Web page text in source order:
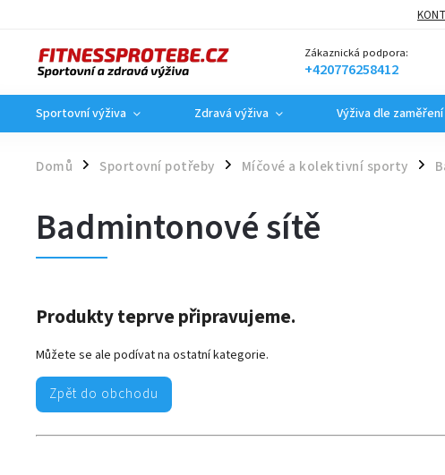
Zákaznická podpora:
+420776258412
Sportovní výživa Zdravá výživa Výživa dle zaměření
Domů / Sportovní potřeby / Míčové a kolektivní sporty /
Badmintonové sítě
Produkty teprve připravujeme.
Můžete se ale podívat na ostatní kategorie.
Zpět do obchodu